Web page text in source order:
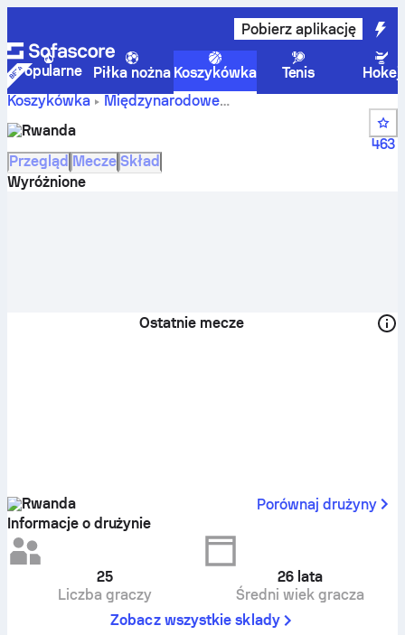
Pobierz aplikację
Popularne Piłka nożna Koszykówka Tenis
Hokej
Koszykówka
Międzynarodowe
FIBA World Cup Qualification, Africa
terminarz i zawodnicy drużyny Rwanda
Rwanda
463
Przegląd Mecze Skład
Wyróżnione
Ostatnie mecze
Rwanda
Porównaj drużyny
Informacje o drużynie
25
Liczba graczy
26 lata
Średni wiek gracza
Zobacz wszystkie sklady